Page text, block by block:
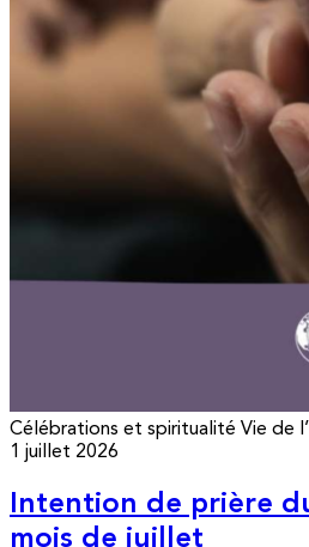
Célébrations et spiritualité Vie de
1 juillet 2026
Intention de prière
mois de juillet